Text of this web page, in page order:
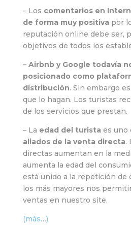
– Los comentarios en
de forma muy positivapor
reputación online debe ser,
objetivos de todos los
– Airbnb y Google todavía
posicionado como
distribución. Sin embargo
que lo hagan. Los turistas
de los servicios que prestan.
– La edad del turistaes uno
aliados de la venta directa.
directas aumentan en la
aumenta la edad del
está unido a la repetición de
los más mayores nos
ventas en nuestro site.
(más…)